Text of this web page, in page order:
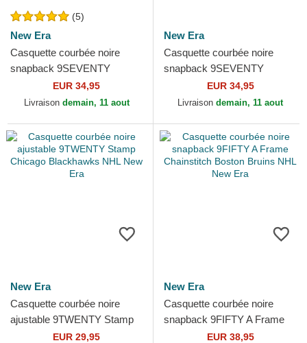
(5)
New Era
Casquette courbée noire
snapback 9SEVENTY
Stretch Snap Stated Chicago
Blackhawks NHL New Era
EUR 34,95
Livraison demain, 11 aout
New Era
Casquette courbée noire
snapback 9SEVENTY
Stretch Snap Stated Los
Angeles Kings NHL New Era
EUR 34,95
Livraison demain, 11 aout
New Era
Casquette courbée noire
ajustable 9TWENTY Stamp
Chicago Blackhawks NHL
EUR 29,95
New Era
Casquette courbée noire
snapback 9FIFTY A Frame
Chainstitch Boston Bruins
EUR 38,95